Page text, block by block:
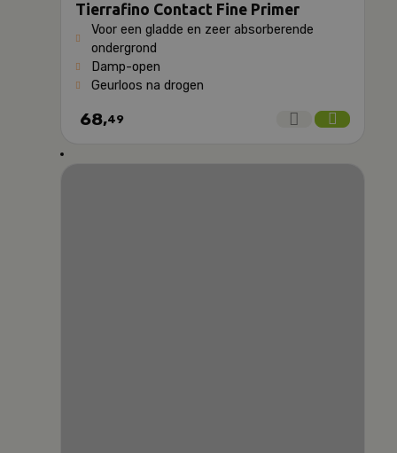
Tierrafino Contact Fine Primer
Voor een gladde en zeer absorberende
ondergrond
Damp-open
Geurloos na drogen
68,49